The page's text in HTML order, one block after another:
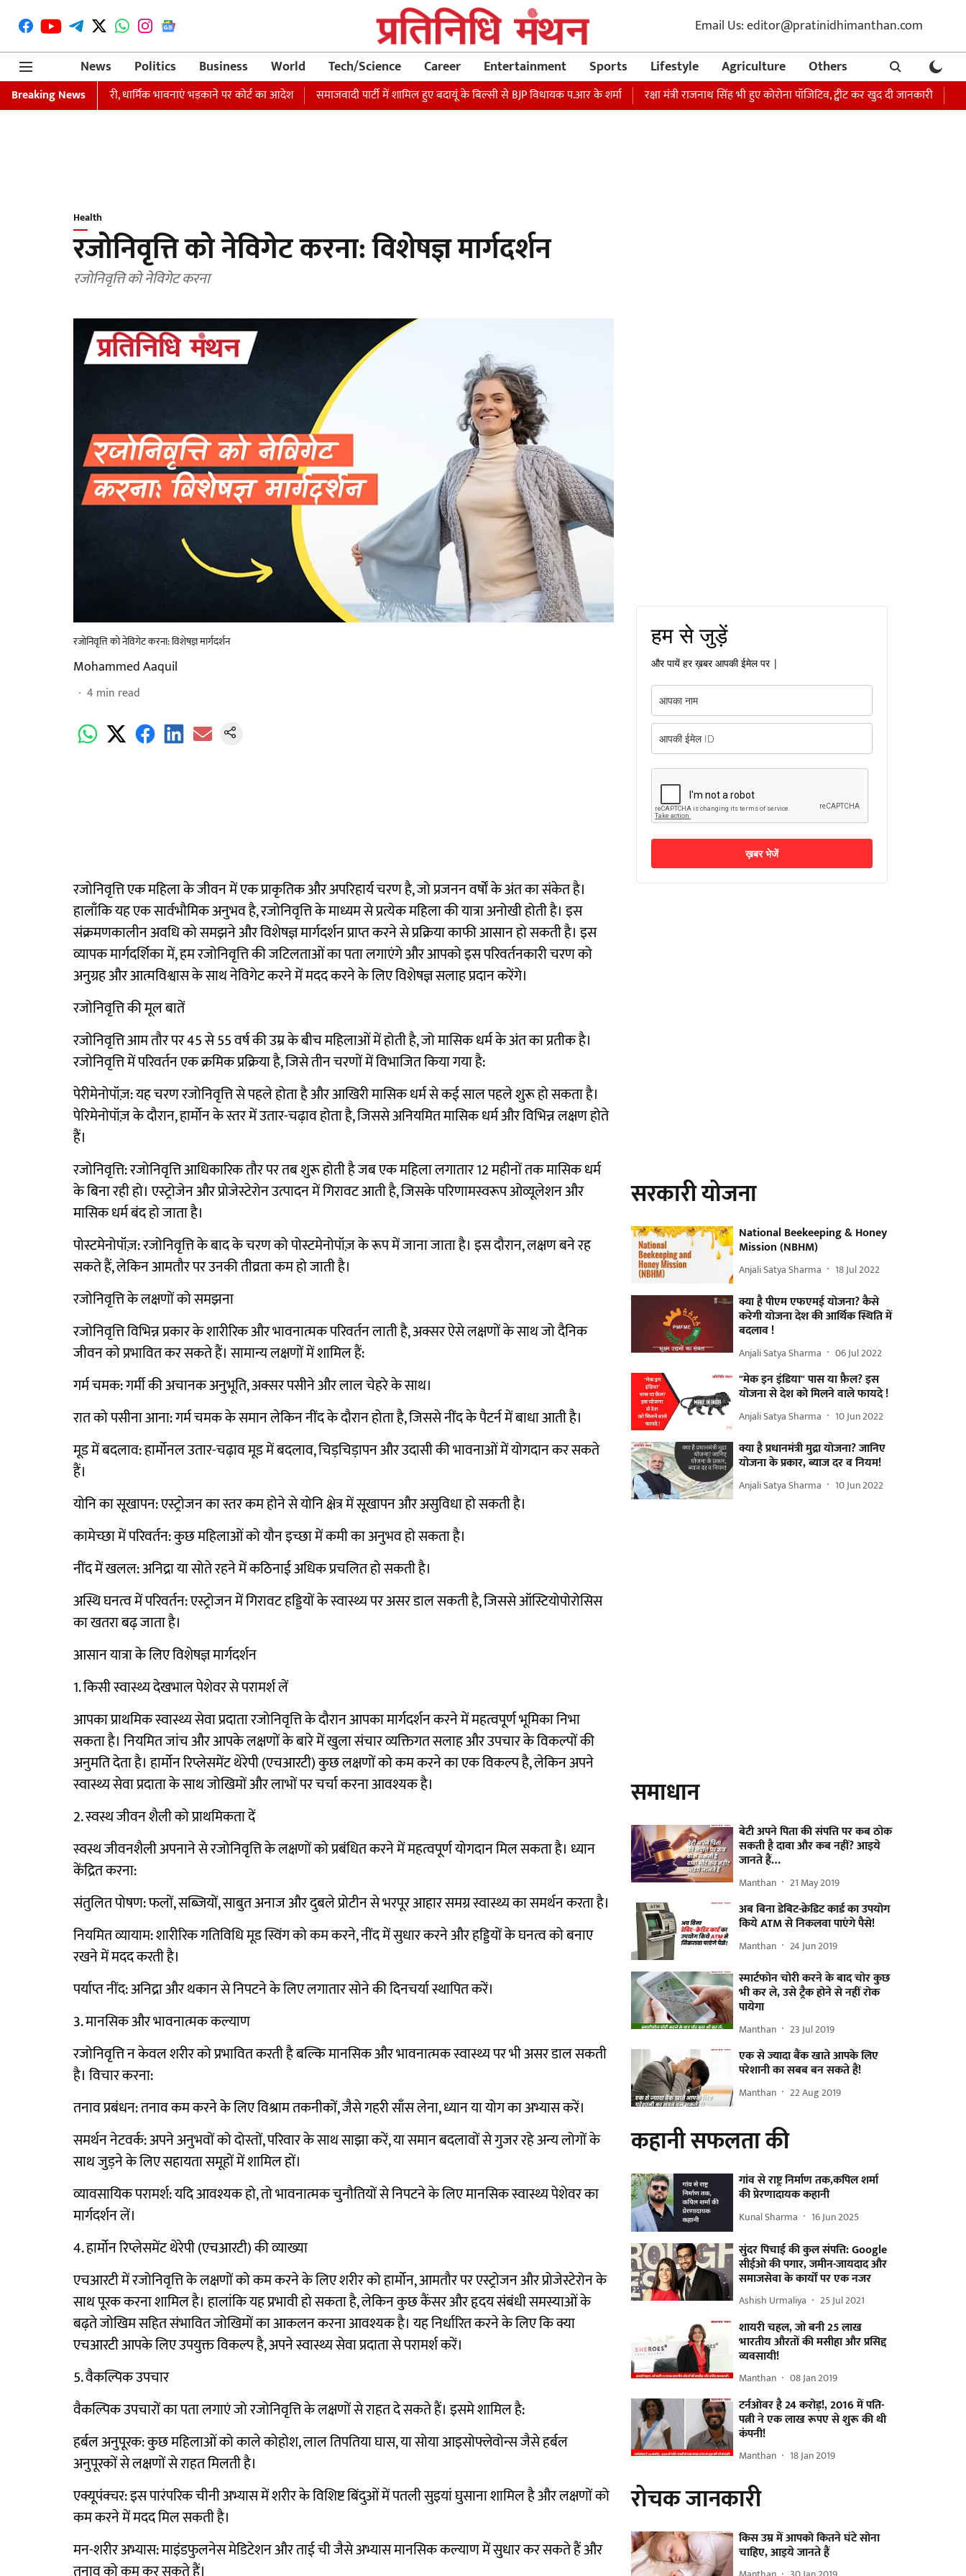
Email Us: editor@pratinidhimanthan.com
News
Politics Business World Tech/Science Career Entertainment Sports Lifestyle Agriculture Others
Breaking News
का वारंट जारी, धार्मिक भावनाएं भड़काने पर कोर्ट का आदेश समाजवादी पार्टी में शामिल हुए बदायूं के बिल्सी से BJP विधायक प.आर के शर्मा रक्षा मंत्री राजनाथ सिंह भी हुए कोरोना पॉजिटिव, ट्वीट कर खुद दी जानकारी अभिनेता
Health
रजोनिवृत्ति को नेविगेट करना: विशेषज्ञ मार्गदर्शन
रजोनिवृत्ति को नेविगेट करना
रजोनिवृत्ति को नेविगेट करना: विशेषज्ञ मार्गदर्शन
Mohammed Aaquil
4 min read
रजोनिवृत्ति एक महिला के जीवन में एक प्राकृतिक और अपरिहार्य चरण है, जो प्रजनन वर्षों के अंत का संकेत है।
हालाँकि यह एक सार्वभौमिक अनुभव है, रजोनिवृत्ति के माध्यम से प्रत्येक महिला की यात्रा अनोखी होती है। इस
संक्रमणकालीन अवधि को समझने और विशेषज्ञ मार्गदर्शन प्राप्त करने से प्रक्रिया काफी आसान हो सकती है। इस
व्यापक मार्गदर्शिका में, हम रजोनिवृत्ति की जटिलताओं का पता लगाएंगे और आपको इस परिवर्तनकारी चरण को
अनुग्रह और आत्मविश्वास के साथ नेविगेट करने में मदद करने के लिए विशेषज्ञ सलाह प्रदान करेंगे।
रजोनिवृत्ति की मूल बातें
रजोनिवृत्ति आम तौर पर 45 से 55 वर्ष की उम्र के बीच महिलाओं में होती है, जो मासिक धर्म के अंत का प्रतीक है।
रजोनिवृत्ति में परिवर्तन एक क्रमिक प्रक्रिया है, जिसे तीन चरणों में विभाजित किया गया है:
पेरीमेनोपॉज़: यह चरण रजोनिवृत्ति से पहले होता है और आखिरी मासिक धर्म से कई साल पहले शुरू हो सकता है।
पेरिमेनोपॉज़ के दौरान, हार्मोन के स्तर में उतार-चढ़ाव होता है, जिससे अनियमित मासिक धर्म और विभिन्न लक्षण होते
हैं।
रजोनिवृत्ति: रजोनिवृत्ति आधिकारिक तौर पर तब शुरू होती है जब एक महिला लगातार 12 महीनों तक मासिक धर्म
के बिना रही हो। एस्ट्रोजेन और प्रोजेस्टेरोन उत्पादन में गिरावट आती है, जिसके परिणामस्वरूप ओव्यूलेशन और
मासिक धर्म बंद हो जाता है।
पोस्टमेनोपॉज़: रजोनिवृत्ति के बाद के चरण को पोस्टमेनोपॉज़ के रूप में जाना जाता है। इस दौरान, लक्षण बने रह
सकते हैं, लेकिन आमतौर पर उनकी तीव्रता कम हो जाती है।
रजोनिवृत्ति के लक्षणों को समझना
रजोनिवृत्ति विभिन्न प्रकार के शारीरिक और भावनात्मक परिवर्तन लाती है, अक्सर ऐसे लक्षणों के साथ जो दैनिक
जीवन को प्रभावित कर सकते हैं। सामान्य लक्षणों में शामिल हैं:
गर्म चमक: गर्मी की अचानक अनुभूति, अक्सर पसीने और लाल चेहरे के साथ।
रात को पसीना आना: गर्म चमक के समान लेकिन नींद के दौरान होता है, जिससे नींद के पैटर्न में बाधा आती है।
मूड में बदलाव: हार्मोनल उतार-चढ़ाव मूड में बदलाव, चिड़चिड़ापन और उदासी की भावनाओं में योगदान कर सकते
हैं।
योनि का सूखापन: एस्ट्रोजन का स्तर कम होने से योनि क्षेत्र में सूखापन और असुविधा हो सकती है।
कामेच्छा में परिवर्तन: कुछ महिलाओं को यौन इच्छा में कमी का अनुभव हो सकता है।
नींद में खलल: अनिद्रा या सोते रहने में कठिनाई अधिक प्रचलित हो सकती है।
अस्थि घनत्व में परिवर्तन: एस्ट्रोजन में गिरावट हड्डियों के स्वास्थ्य पर असर डाल सकती है, जिससे ऑस्टियोपोरोसिस
का खतरा बढ़ जाता है।
आसान यात्रा के लिए विशेषज्ञ मार्गदर्शन
1. किसी स्वास्थ्य देखभाल पेशेवर से परामर्श लें
आपका प्राथमिक स्वास्थ्य सेवा प्रदाता रजोनिवृत्ति के दौरान आपका मार्गदर्शन करने में महत्वपूर्ण भूमिका निभा
सकता है। नियमित जांच और आपके लक्षणों के बारे में खुला संचार व्यक्तिगत सलाह और उपचार के विकल्पों की
अनुमति देता है। हार्मोन रिप्लेसमेंट थेरेपी (एचआरटी) कुछ लक्षणों को कम करने का एक विकल्प है, लेकिन अपने
स्वास्थ्य सेवा प्रदाता के साथ जोखिमों और लाभों पर चर्चा करना आवश्यक है।
2. स्वस्थ जीवन शैली को प्राथमिकता दें
स्वस्थ जीवनशैली अपनाने से रजोनिवृत्ति के लक्षणों को प्रबंधित करने में महत्वपूर्ण योगदान मिल सकता है। ध्यान
केंद्रित करना:
संतुलित पोषण: फलों, सब्जियों, साबुत अनाज और दुबले प्रोटीन से भरपूर आहार समग्र स्वास्थ्य का समर्थन करता है।
नियमित व्यायाम: शारीरिक गतिविधि मूड स्विंग को कम करने, नींद में सुधार करने और हड्डियों के घनत्व को बनाए
रखने में मदद करती है।
पर्याप्त नींद: अनिद्रा और थकान से निपटने के लिए लगातार सोने की दिनचर्या स्थापित करें।
3. मानसिक और भावनात्मक कल्याण
रजोनिवृत्ति न केवल शरीर को प्रभावित करती है बल्कि मानसिक और भावनात्मक स्वास्थ्य पर भी असर डाल सकती
है। विचार करना:
तनाव प्रबंधन: तनाव कम करने के लिए विश्राम तकनीकों, जैसे गहरी साँस लेना, ध्यान या योग का अभ्यास करें।
समर्थन नेटवर्क: अपने अनुभवों को दोस्तों, परिवार के साथ साझा करें, या समान बदलावों से गुजर रहे अन्य लोगों के
साथ जुड़ने के लिए सहायता समूहों में शामिल हों।
व्यावसायिक परामर्श: यदि आवश्यक हो, तो भावनात्मक चुनौतियों से निपटने के लिए मानसिक स्वास्थ्य पेशेवर का
मार्गदर्शन लें।
4. हार्मोन रिप्लेसमेंट थेरेपी (एचआरटी) की व्याख्या
एचआरटी में रजोनिवृत्ति के लक्षणों को कम करने के लिए शरीर को हार्मोन, आमतौर पर एस्ट्रोजन और प्रोजेस्टेरोन के
साथ पूरक करना शामिल है। हालांकि यह प्रभावी हो सकता है, लेकिन कुछ कैंसर और हृदय संबंधी समस्याओं के
बढ़ते जोखिम सहित संभावित जोखिमों का आकलन करना आवश्यक है। यह निर्धारित करने के लिए कि क्या
एचआरटी आपके लिए उपयुक्त विकल्प है, अपने स्वास्थ्य सेवा प्रदाता से परामर्श करें।
5. वैकल्पिक उपचार
वैकल्पिक उपचारों का पता लगाएं जो रजोनिवृत्ति के लक्षणों से राहत दे सकते हैं। इसमे शामिल है:
हर्बल अनुपूरक: कुछ महिलाओं को काले कोहोश, लाल तिपतिया घास, या सोया आइसोफ्लेवोन्स जैसे हर्बल
अनुपूरकों से लक्षणों से राहत मिलती है।
एक्यूपंक्चर: इस पारंपरिक चीनी अभ्यास में शरीर के विशिष्ट बिंदुओं में पतली सुइयां घुसाना शामिल है और लक्षणों को
कम करने में मदद मिल सकती है।
मन-शरीर अभ्यास: माइंडफुलनेस मेडिटेशन और ताई ची जैसे अभ्यास मानसिक कल्याण में सुधार कर सकते हैं और
हम से जुड़ें
और पायें हर ख़बर आपकी ईमेल पर |
ख़बर भेजें
सरकारी योजना
National Beekeeping & Honey
Mission (NBHM)
Anjali Satya Sharma 18 Jul 2022
क्या है पीएम एफएमई योजना? कैसे
करेगी योजना देश की आर्थिक स्थिति में
बदलाव !
Anjali Satya Sharma 06 Jul 2022
"मेक इन इंडिया" पास या फ़ैल? इस
योजना से देश को मिलने वाले फायदे !
Anjali Satya Sharma 10 Jun 2022
क्या है प्रधानमंत्री मुद्रा योजना? जानिए
योजना के प्रकार, ब्याज दर व नियम!
Anjali Satya Sharma 10 Jun 2022
समाधान
बेटी अपने पिता की संपत्ति पर कब ठोक
सकती है दावा और कब नहीं? आइये
जानते हैं…
Manthan 21 May 2019
अब बिना डेबिट-क्रेडिट कार्ड का उपयोग
किये ATM से निकलवा पाएंगे पैसे!
Manthan 24 Jun 2019
स्मार्टफोन चोरी करने के बाद चोर कुछ
भी कर ले, उसे ट्रैक होने से नहीं रोक
पायेगा
Manthan 23 Jul 2019
एक से ज्यादा बैंक खाते आपके लिए
परेशानी का सबब बन सकते हैं!
Manthan 22 Aug 2019
कहानी सफलता की
गांव से राष्ट्र निर्माण तक,कपिल शर्मा
की प्रेरणादायक कहानी
Kunal Sharma 16 Jun 2025
सुंदर पिचाई की कुल संपत्ति: Google
सीईओ की पगार, जमीन-जायदाद और
समाजसेवा के कार्यों पर एक नजर
Ashish Urmaliya 25 Jul 2021
शायरी चहल, जो बनी 25 लाख
भारतीय औरतों की मसीहा और प्रसिद्द
व्यवसायी!
Manthan 08 Jan 2019
टर्नओवर है 24 करोड़!, 2016 में पति-
पत्नी ने एक लाख रूपए से शुरू की थी
कंपनी!
Manthan 18 Jan 2019
रोचक जानकारी
किस उम्र में आपको कितने घंटे सोना
चाहिए, आइये जानते हैं